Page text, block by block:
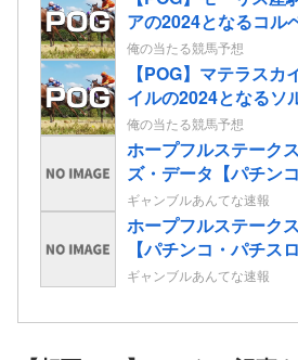
アの2024となるコル
俺の当たる競馬予想
【POG】マテラス
イルの2024となるソ
2歳情報
俺の当たる競馬予想
ホープフルステーク
ズ・データ【パチン
ギャンブルあんてな速報
ホープフルステーク
【パチンコ・パチスロ
ギャンブルあんてな速報